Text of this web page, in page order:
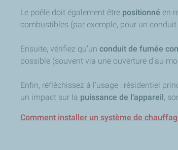
Le poêle doit également être positionné en
combustibles (par exemple, pour un
Ensuite, vérifiez qu’un conduit de fumée
possible (souvent via une ouverture d’au
Enfin, réfléchissez à l’usage : résidentiel
un impact sur la puissance de l’appareil,
Comment installer un système de